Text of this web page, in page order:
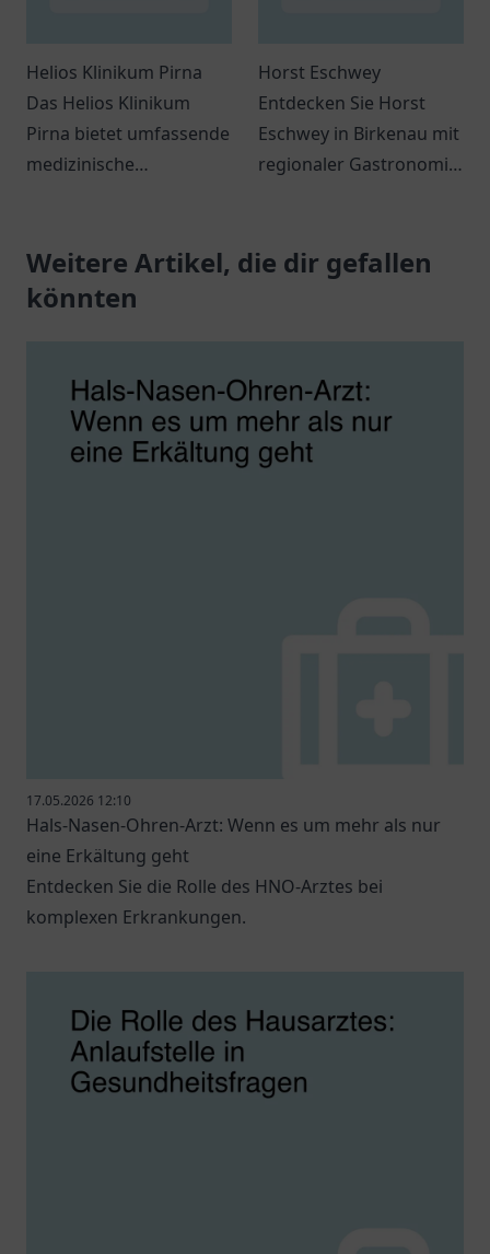
Helios Klinikum Pirna
Das Helios Klinikum
Pirna bietet umfassende
medizinische
seiner Patienten in einer
angenehmen
Horst Eschwey
Entdecken Sie Horst
Eschwey in Birkenau mit
regionaler Gastronomie
einzigartiges
Einkaufserlebnis.
Weitere Artikel, die dir gefallen
könnten
17.05.2026 12:10
Hals-Nasen-Ohren-Arzt: Wenn es um mehr als nur
eine Erkältung geht
Entdecken Sie die Rolle des HNO-Arztes bei
komplexen Erkrankungen.